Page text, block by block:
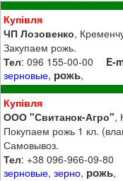
Купівля
ЧП Лозовенко,
Закупаем рожь.
Тел: 096 155-00-00 E-
зерновые, рожь,
Купівля
ООО "Свитанок-Агро",
Покупаем рожь 1 кл.
Самовывоз.
Тел: +38 096-966-09-80
зерновые,зерно, рожь,